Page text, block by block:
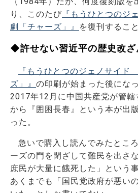
り、このたび 『もうひとつの
劇「チャーズ」』
を復刊するこ
◆許せない習近平の歴史改ざ
『もうひとつのジェノサイ
ズ」』 の印刷が始まった後にな
2017年12月に中国共産党が管轄
から『囲困長春』という本が出
った。
急いで購入し読んでみたとこ
ーズの門を閉ざして難民を出さ
庶民が大量に餓死した」という
あくまでも「国民党政府が悪い